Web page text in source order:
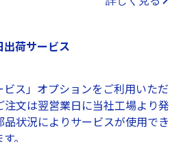
出荷サービス
ビス」オプションをご利用いただ
注文は翌営業日に当社工場より発
状況によりサービスが使用でき
。